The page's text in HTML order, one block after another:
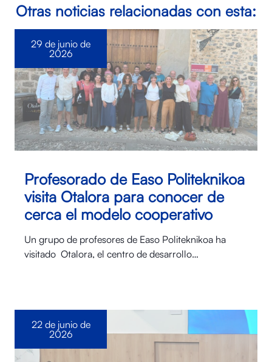
Otras noticias relacionadas con esta:
Profesorado de Easo Politeknikoa
visita Otalora para conocer de
cerca el modelo cooperativo
Un grupo de profesores de Easo Politeknikoa ha
visitado Otalora⁠, el centro de desarrollo…
29 de junio de
2026
22 de junio de
2026